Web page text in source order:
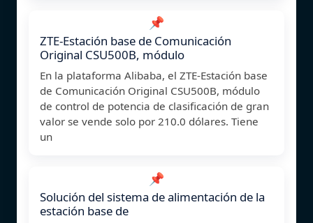
📌
ZTE-Estación base de Comunicación
Original CSU500B, módulo
En la plataforma Alibaba, el ZTE-Estación base
de Comunicación Original CSU500B, módulo
de control de potencia de clasificación de gran
valor se vende solo por 210.0 dólares. Tiene
un
📌
Solución del sistema de alimentación de la
estación base de